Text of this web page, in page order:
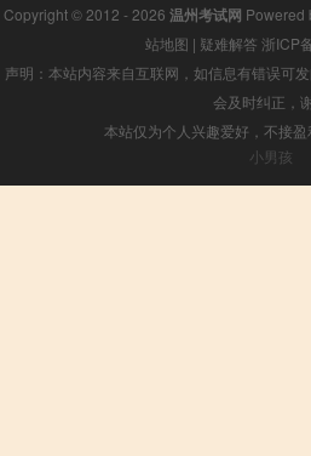
Copyright © 2012 - 2026 温州考试网 Powered
站地图 | 疑难解答 浙ICP
声明：本站内容来自互联网，如信息有错误可
会及时纠正，
本站仅为个人兴趣爱好，不接
小男孩